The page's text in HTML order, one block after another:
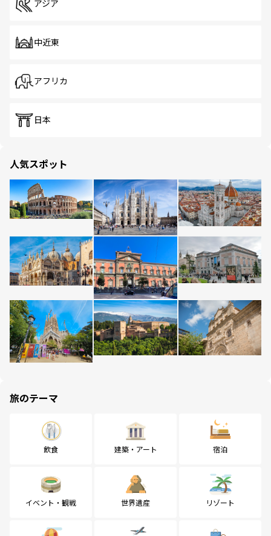
アジア
中近東
アフリカ
日本
人気スポット
旅のテーマ
飲食 建築・アート 宿泊
イベント・観戦 世界遺産 リゾート